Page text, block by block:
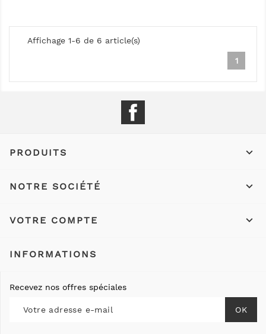
Affichage 1-6 de 6 article(s)
1
PRODUITS 
NOTRE SOCIÉTÉ 
VOTRE COMPTE 
INFORMATIONS
Recevez nos offres spéciales